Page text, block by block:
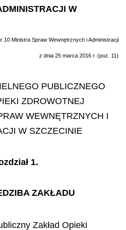
W
10 Ministra Spraw Wewnętrznych i Administracji
z dnia 25 marca 2016 r. (poz. 11)
PUBLICZNEGO
ZDROWOTNEJ
WEWNĘTRZNYCH I
W SZCZECINIE
1.
ZAKŁADU
Zakład Opieki